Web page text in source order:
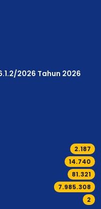
2026 Tahun 2026
2.187
16.992
93.816
9.213.801
2